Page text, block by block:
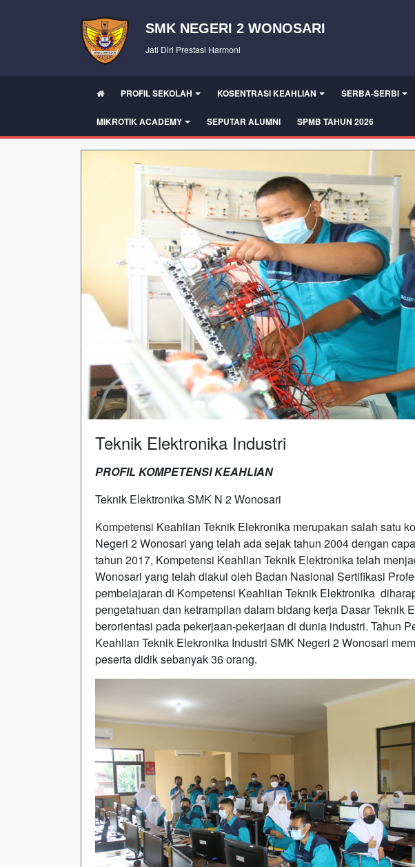
SMK NEGERI 2 WONOSARI
Jati Diri Prestasi Harmoni
PROFIL SEKOLAH KOSENTRASI KEAHLIAN SERBA-SERBI
MIKROTIK ACADEMY SEPUTAR ALUMNI SPMB TAHUN 2026
Teknik Elektronika Industri
PROFIL KOMPETENSI KEAHLIAN
Teknik Elektronika SMK N 2 Wonosari
Kompetensi Keahlian Teknik Elekronika merupakan salah satu
Negeri 2 Wonosari yang telah ada sejak tahun 2004 dengan
tahun 2017, Kompetensi Keahlian Teknik Elektronika telah
Wonosari yang telah diakui oleh Badan Nasional Sertifikasi
pembelajaran di Kompetensi Keahlian Teknik Elektronika
pengetahuan dan ketrampilan dalam bidang kerja Dasar Teknik
berorientasi pada pekerjaan-pekerjaan di dunia industri. Tahun
Keahlian Teknik Elekronika Industri SMK Negeri 2 Wonosari
peserta didik sebanyak 36 orang.